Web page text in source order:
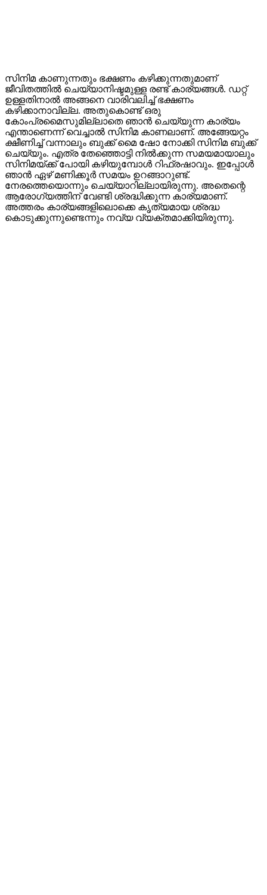
സിനിമ കാണുന്നതും ഭക്ഷണം കഴിക്കുന്നതുമാണ്
ജീവിതത്തില്‍ ചെയ്യാനിഷ്ടമുള്ള രണ്ട് കാര്യങ്ങള്‍. ഡറ്റ്
ഉള്ളതിനാല്‍ അങ്ങനെ വാരിവലിച്ച് ഭക്ഷണം
കഴിക്കാനാവില്ല. അതുകൊണ്ട് ഒരു
കോംപ്രമൈസുമില്ലാതെ ഞാന്‍ ചെയ്യുന്ന കാര്യം
എന്താണെന്ന് വെച്ചാല്‍ സിനിമ കാണലാണ്. അങ്ങേയറ്റം
ക്ഷീണിച്ച് വന്നാലും ബുക്ക് മൈ ഷോ നോക്കി സിനിമ ബുക്ക്
ചെയ്യും. എത്ര തേഞ്ഞൊട്ടി നില്‍ക്കുന്ന സമയമായാലും
സിനിമയ്ക്ക് പോയി കഴിയുമ്പോള്‍ റിഫ്രഷാവും. ഇപ്പോള്‍
ഞാന്‍ ഏഴ് മണിക്കൂര്‍ സമയം ഉറങ്ങാറുണ്ട്.
നേരത്തെയൊന്നും ചെയ്യാറില്ലായിരുന്നു. അതെന്റെ
ആരോഗ്യത്തിന് വേണ്ടി ശ്രദ്ധിക്കുന്ന കാര്യമാണ്.
അത്തരം കാര്യങ്ങളിലൊക്കെ കൃത്യമായ ശ്രദ്ധ
കൊടുക്കുന്നുണ്ടെന്നും നവ്യ വ്യക്തമാക്കിയിരുന്നു.